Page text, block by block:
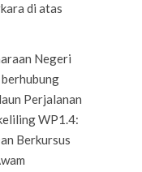
di atas
Negeri
Perjalanan
WP1.4:
Berkursus